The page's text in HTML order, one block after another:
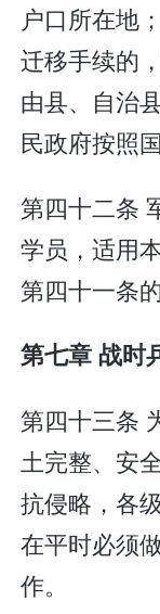
户口所在地
迁移手续的
由县、自治
民政府按照
第四十二条
学员，适用
第四十一条的
第七章 战时
第四十三条
土完整、安
抗侵略，各
在平时必须
作。